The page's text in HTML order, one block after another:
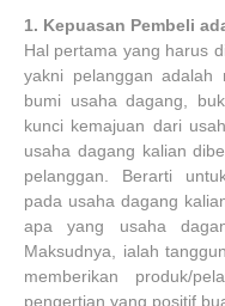
1. Kepuasan Pembeli
Hal pertama yang harus
yakni pelanggan adalah
bumi usaha dagang,
kunci kemajuan dari
usaha dagang kalian
pelanggan. Berarti
pada usaha dagang
apa yang usaha
Maksudnya, ialah
memberikan produk/
pengertian yang positif